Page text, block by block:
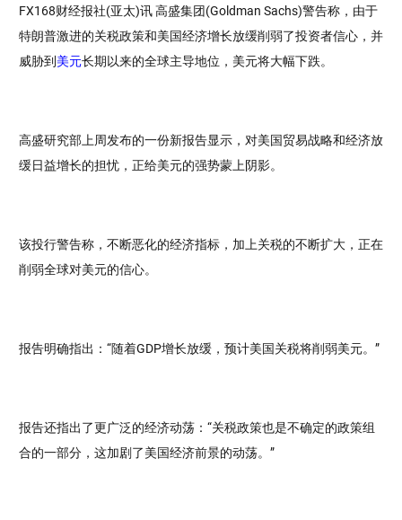
FX168财经报社(亚太)讯 高盛集团(Goldman Sachs)警告称，由于
特朗普激进的关税政策和美国经济增长放缓削弱了投资者信心，并
威胁到美元长期以来的全球主导地位，美元将大幅下跌。
高盛研究部上周发布的一份新报告显示，对美国贸易战略和经济放
缓日益增长的担忧，正给美元的强势蒙上阴影。
该投行警告称，不断恶化的经济指标，加上关税的不断扩大，正在
削弱全球对美元的信心。
报告明确指出：“随着GDP增长放缓，预计美国关税将削弱美元。”
报告还指出了更广泛的经济动荡：“关税政策也是不确定的政策组
合的一部分，这加剧了美国经济前景的动荡。”